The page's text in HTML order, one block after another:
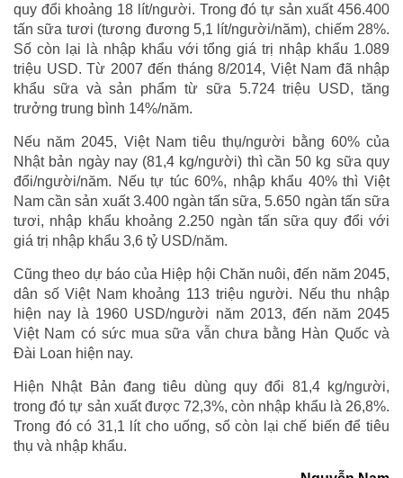
quy đổi khoảng 18 lít/người. Trong đó tự sản xuất 456.400
tấn sữa tươi (tương đương 5,1 lít/người/năm), chiếm 28%.
Số còn lại là nhập khẩu với tổng giá trị nhập khẩu 1.089
triệu USD. Từ 2007 đến tháng 8/2014, Việt Nam đã nhập
khẩu sữa và sản phẩm từ sữa 5.724 triệu USD, tăng
trưởng trung bình 14%/năm.
Nếu năm 2045, Việt Nam tiêu thụ/người bằng 60% của
Nhật bản ngày nay (81,4 kg/người) thì cần 50 kg sữa quy
đổi/người/năm. Nếu tự túc 60%, nhập khẩu 40% thì Việt
Nam cần sản xuất 3.400 ngàn tấn sữa, 5.650 ngàn tấn sữa
tươi, nhập khẩu khoảng 2.250 ngàn tấn sữa quy đổi với
giá trị nhập khẩu 3,6 tỷ USD/năm.
Cũng theo dự báo của Hiệp hội Chăn nuôi, đến năm 2045,
dân số Việt Nam khoảng 113 triệu người. Nếu thu nhập
hiện nay là 1960 USD/người năm 2013, đến năm 2045
Việt Nam có sức mua sữa vẫn chưa bằng Hàn Quốc và
Đài Loan hiện nay.
Hiện Nhật Bản đang tiêu dùng quy đổi 81,4 kg/người,
trong đó tự sản xuất được 72,3%, còn nhập khẩu là 26,8%.
Trong đó có 31,1 lít cho uống, số còn lại chế biến để tiêu
thụ và nhập khẩu.